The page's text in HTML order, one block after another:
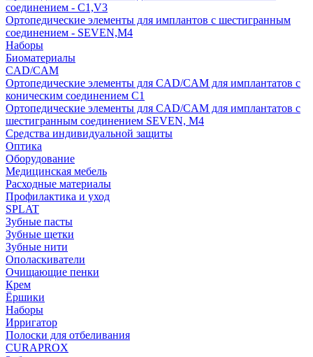
соединением - C1,V3
Ортопедические элементы для имплантов с шестигранным
соединением - SEVEN,M4
Наборы
Биоматериалы
CAD/CAM
Ортопедические элементы для CAD/CAM для имплантатов с
коническим соединением С1
Ортопедические элементы для CAD/CAM для имплантатов с
шестигранным соединением SEVEN, М4
Средства индивидуальной защиты
Оптика
Оборудование
Медицинская мебель
Расходные материалы
Профилактика и уход
SPLAT
Зубные пасты
Зубные щетки
Зубные нити
Ополаскиватели
Очищающие пенки
Крем
Ёршики
Наборы
Ирригатор
Полоски для отбеливания
CURAPROX